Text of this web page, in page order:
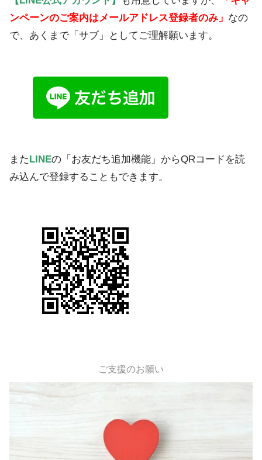
ンペーンのご案内はメールアドレス登録者のみ」 なの
で、あくまで「サブ」としてご理解願います。
またLINEの「お友だち追加機能」からQRコードを読
み込んで登録することもできます。
ご支援のお願い